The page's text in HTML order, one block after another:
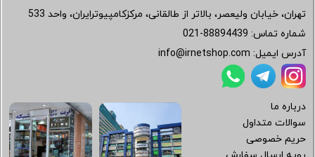
تهران، خیابان ولیعصر، بالاتر از طالقانی، مرکزکامپیوترایران، واحد 533
شماره تماس: 021-88894439
آدرس ایمیل: info@irnetshop.com
درباره ما
سوالات متداول
حریم خصوصی